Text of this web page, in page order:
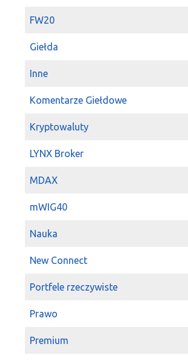
FW20
Giełda
Inne
Komentarze Giełdowe
Kryptowaluty
LYNX Broker
MDAX
mWIG40
Nauka
New Connect
Portfele rzeczywiste
Prawo
Premium